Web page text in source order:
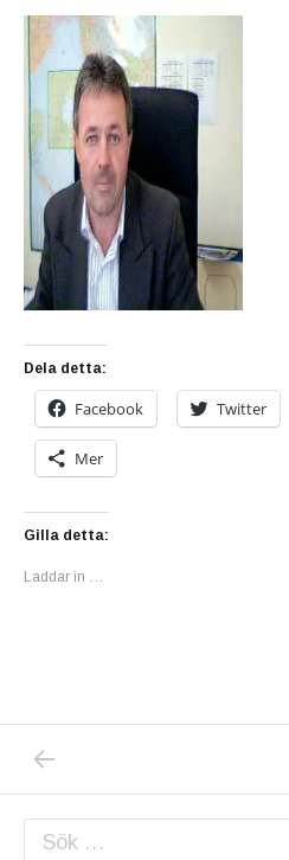
Dela detta:
Facebook Twitter
Mer
Gilla detta:
Laddar in …
Inläggsnavigering
Sök efter: